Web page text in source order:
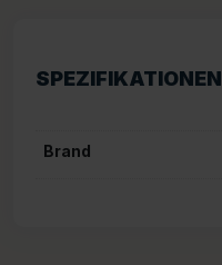
SPEZIFIKATIONEN
Brand